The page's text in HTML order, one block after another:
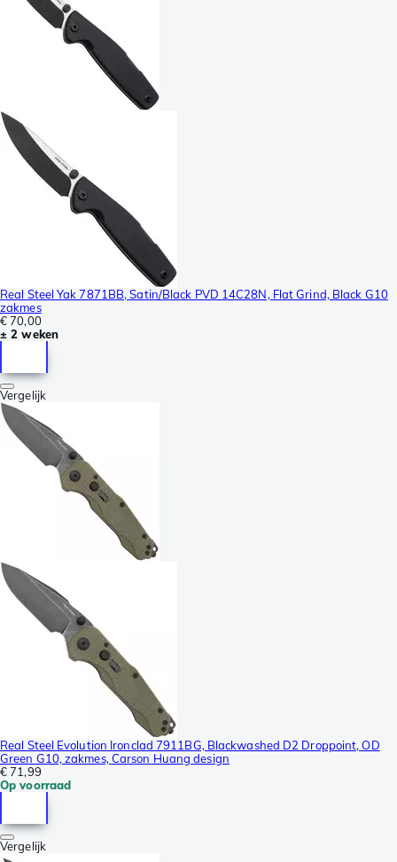
Real Steel Yak 7871BB, Satin/Black PVD 14C28N, Flat Grind, Black G10
zakmes
€ 70,00
± 2 weken
Vergelijk
Real Steel Evolution Ironclad 7911BG, Blackwashed D2 Droppoint, OD
Green G10, zakmes, Carson Huang design
€ 71,99
Op voorraad
Vergelijk